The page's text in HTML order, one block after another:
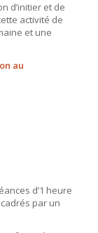
d’initier et de
activité de
et une
au
d’1 heure
par un